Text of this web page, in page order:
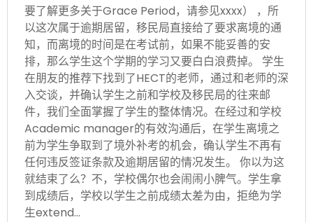
要了解更多关于Grace Period，请参见xxxx） ，所
以这次属于逾期居留，移民局直接给了要求离境的通
知，而离境的时间是在考试前，如果不能妥善的安
排，那么学生这个学期的学习又要白白浪费掉。 学生
在朋友的推荐下找到了HECT的老师，通过和老师的深
入交谈，并确认学生之前和学校及移民局的往来邮
件，我们全面掌握了学生的整体情况。在经过和学校
Academic manager的有效沟通后，在学生离境之
前为学生争取到了境外补考的机会，确认学生不再有
任何违反签证条款及逾期居留的情况发生。 你以为这
就结束了么？不，学校偶尔也会闹闹小脾气。学生拿
到成绩后，学校以学生之前成绩太差为由，拒绝为学
生extend…